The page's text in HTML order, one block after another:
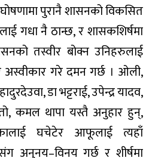
पुरानै शासनको विकसित
गधा नै ठान्छ, र शासकशिर्षमा
तस्वीर बोक्न उनिहरुलाई
अस्वीकार गरे दमन गर्छ । ओली,
डा भट्टराई, उपेन्द्र यादव,
कमल थापा यस्तै अनुहार हुन्,
घचेटेर आफूलाई त्यहाँ
अनुनय–विनय गर्छ र शीर्षमा